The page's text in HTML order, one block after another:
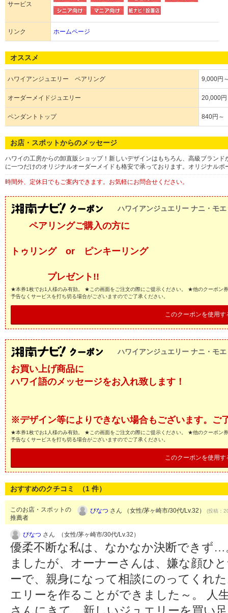
サービス
リンク ホームページ
オススメ
ハワイアンジュエリー ペアリング 9,000円
オーダーメイドジュエリー 20,000円
ペンダントトップ 840円～
お店・スポットからのメッセージ
ハワイの工房からの卸直販ショップ！新しいデザインはもちろん、高級ブラン
に一つだけのオリジナルオーダーメイドも格安で承っております。オリジナル
時間外、定休日でもご案内できます。お気軽にお問合せください。
ハワイアンジュエリー ナニ・モエ
ペアリングご購入の方に
トゥリング or ピンキーリング
プレゼント!!
★本券1枚でお1人様のみ有効。 ★この画面をご注文の際にご提示ください。 ★他のクーポン
予告なくサービスを打ち切る場合がございますのでご了承ください。
このクーポンを使用す
ハワイアンジュエリー ナニ・モエ
お買い上げ商品に
ハワイ語のメッセージをお入れ致します！
※デザイン等によりできない場合もございます。ご
★本券1枚でお1人様のみ有効。 ★この画面をご注文の際にご提示ください。 ★他のクーポン
予告なくサービスを打ち切る場合がございますのでご了承ください。
このクーポンを使用す
おすすめのクチコミ （1 件）
このお店・スポットの
推薦者
ぴなつ さん （女性/茅ヶ崎市/30代/Lv.32） (投稿：
ぴなつ さん （女性/茅ヶ崎市/30代/Lv.32）
優柔不断な私は、なかなか決断できず
ましたが、オーナーさんは、嫌な顔ひ
ーで、親身になって相談にのってくれ
エリーを作ることができました～。 人